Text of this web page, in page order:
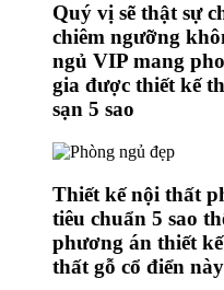
Quý vị sẽ thật sự
chiêm ngưỡng
ngủ VIP mang
gia được thiết kế
sạn 5 sao
Thiết kế nội thất
tiêu chuẩn 5 sao
phương án thiết
thất gỗ cổ điển này